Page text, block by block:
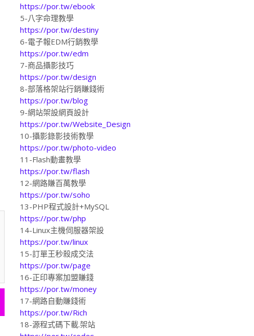
https://por.tw/ebook
5-八字命理教學
https://por.tw/destiny
6-電子報EDM行銷教學
https://por.tw/edm
7-商品攝影技巧
https://por.tw/design
8-部落格架站行銷賺錢術
https://por.tw/blog
9-網站架設網頁設計
https://por.tw/Website_Design
10-攝影錄影技術教學
https://por.tw/photo-video
11-Flash動畫教學
https://por.tw/flash
12-網路賺百萬教學
https://por.tw/soho
13-PHP程式設計+MySQL
https://por.tw/php
14-Linux主機伺服器架設
https://por.tw/linux
15-訂單王秒殺成交法
https://por.tw/page
16-正印專案加盟賺錢
https://por.tw/money
17-網路自動賺錢術
https://por.tw/Rich
18-源程式碼下載.架站